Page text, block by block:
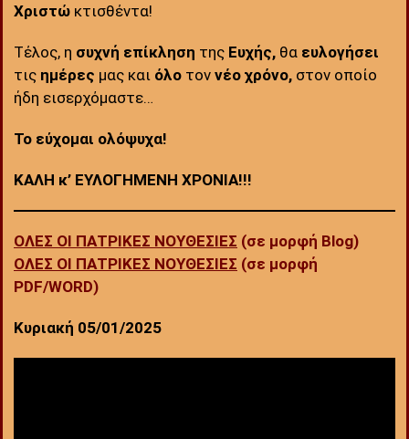
Χριστώ κτισθέντα!
Τέλος, η συχνή επίκληση της Ευχής, θα ευλογήσει
τις ημέρες μας και όλο τον νέο χρόνο, στον οποίο
ήδη εισερχόμαστε…
Το εύχομαι ολόψυχα!
ΚΑΛΗ κ’ ΕΥΛΟΓΗΜΕΝΗ ΧΡΟΝΙΑ!!!
ΟΛΕΣ ΟΙ ΠΑΤΡΙΚΕΣ ΝΟΥΘΕΣΙΕΣ (σε μορφή Blog)
ΟΛΕΣ ΟΙ ΠΑΤΡΙΚΕΣ ΝΟΥΘΕΣΙΕΣ (σε μορφή
PDF/WORD)
Κυριακή 05/01/2025